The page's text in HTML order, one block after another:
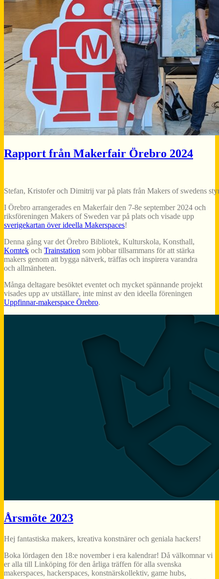
Rapport från Makerfair Örebro 2024
Stefan, Kristofer och Dimitrij var på plats från Makers of swedens
I Örebro arrangerades en Makerfair den 7-8e september 2024 och
riksföreningen Makers of Sweden var på plats och visade upp
sverigekartan över ideella Makerspaces!
Denna gång var det Örebro Bibliotek, Kulturskola, Konsthall,
Komtek och Trainstation som jobbar tillsammans för att stärka
makers genom att bygga nätverk, träffas och inspirera varandra
och allmänheten.
Många deltagare besöktet eventet och mycket spännande projekt
visades upp av utställare, inte minst av den ideella föreningen
Uppfinnar-makerspace Örebro.
Årsmöte 2023
Hej fantastiska makers, kreativa konstnärer och geniala hackers!
Boka lördagen den 18:e november i era kalendrar! Då välkomnar vi
er alla till Linköping för den årliga träffen för alla svenska
makerspaces, hackerspaces, konstnärskollektiv, game hubs,